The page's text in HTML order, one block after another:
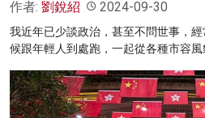
作者: 劉銳紹 2024-09-30
我近年已少談政治，甚至不問世事，
候跟年輕人到處跑，一起從各種市容風